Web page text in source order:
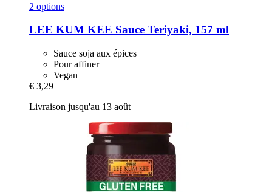
2 options
LEE KUM KEE Sauce Teriyaki, 157 ml
Sauce soja aux épices
Pour affiner
Vegan
€ 3,29
Livraison jusqu'au 13 août